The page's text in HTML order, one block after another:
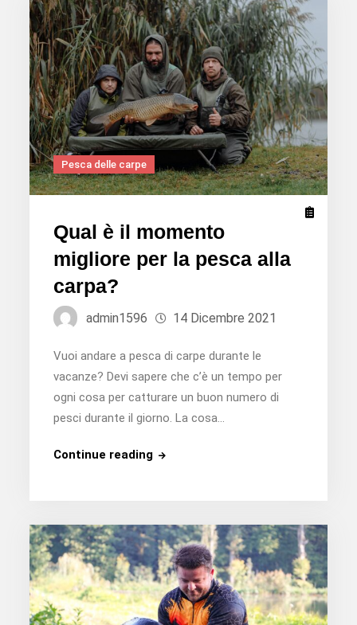
la
pesca
alla
carpa?
Pesca delle carpe
Qual è il momento
migliore per la pesca alla
carpa?
admin1596 14 Dicembre 2021
Vuoi andare a pesca di carpe durante le
vacanze? Devi sapere che c’è un tempo per
ogni cosa per catturare un buon numero di
pesci durante il giorno. La cosa…
Continue readingQual
migliore
per
la
pesca
alla